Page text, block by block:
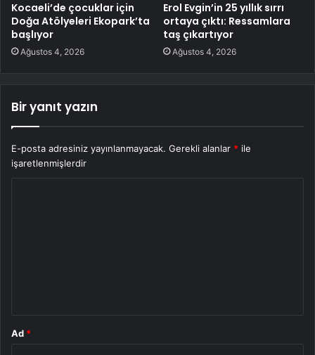
Kocaeli’de çocuklar için
Doğa Atölyeleri Ekopark’ta
başlıyor
Ağustos 4, 2026
Erol Evgin’in 25 yıllık sırrı
ortaya çıktı: Ressamlara
taş çıkartıyor
Ağustos 4, 2026
Bir yanıt yazın
E-posta adresiniz yayınlanmayacak. Gerekli alanlar * ile
işaretlenmişlerdir
Ad *